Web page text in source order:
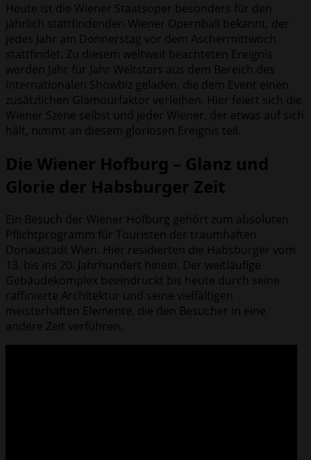
Heute ist die Wiener Staatsoper besonders für den
jährlich stattfindenden Wiener Opernball bekannt, der
jedes Jahr am Donnerstag vor dem Aschermittwoch
stattfindet. Zu diesem weltweit beachteten Ereignis
werden Jahr für Jahr Weltstars aus dem Bereich des
internationalen Showbiz geladen, die dem Event einen
zusätzlichen Glamourfaktor verleihen. Hier feiert sich die
Wiener Szene selbst und jeder Wiener, der etwas auf sich
hält, nimmt an diesem gloriosen Ereignis teil.
Die Wiener Hofburg – Glanz und
Glorie der Habsburger Zeit
Ein Besuch der Wiener Hofburg gehört zum absoluten
Pflichtprogramm für Touristen der traumhaften
Donaustadt Wien. Hier residierten die Habsburger vom
13. bis ins 20. Jahrhundert hinein. Der weitläufige
Gebäudekomplex beeindruckt bis heute durch seine
raffinierte Architektur und seine vielfältigen
meisterhaften Elemente, die den Besucher in eine
andere Zeit verführen.